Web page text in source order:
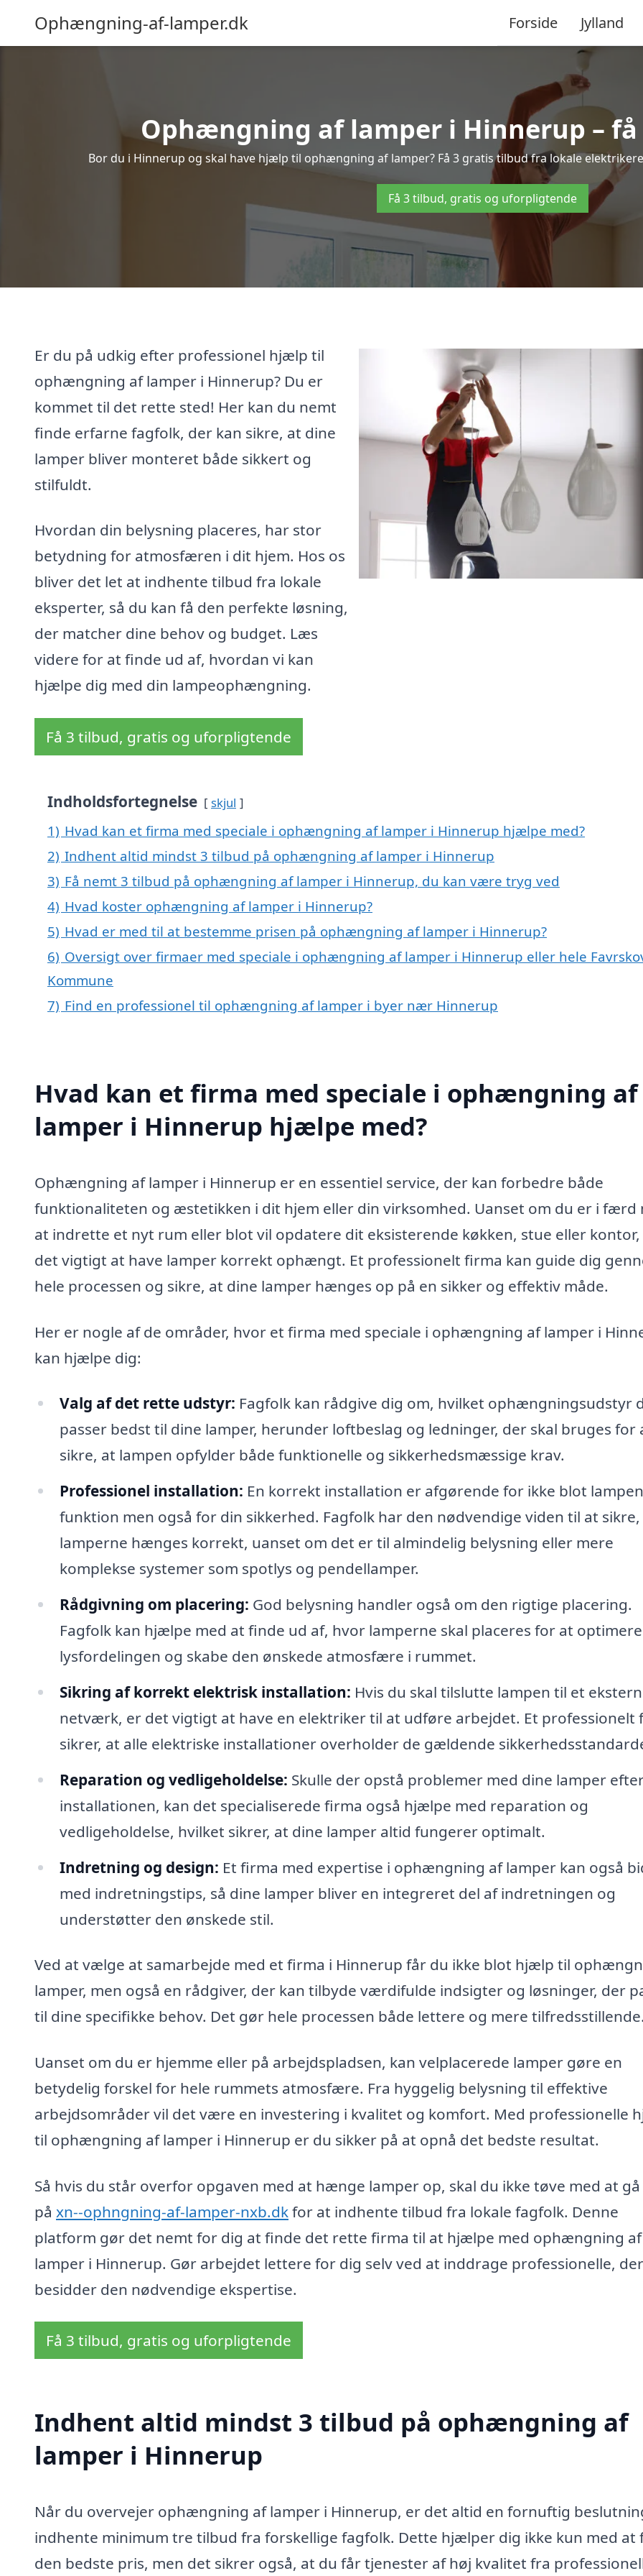
Ophængning-af-lamper.dk Forside Jylland
Ophængning af lamper i Hinnerup –
Bor du i Hinnerup og skal have hjælp til ophængning af lamper? Få 3 gratis tilbud fra lokale
Få 3 tilbud, gratis og uforpligtende
Er du på udkig efter professionel hjælp til
ophængning af lamper i Hinnerup? Du er
kommet til det rette sted! Her kan du nemt
finde erfarne fagfolk, der kan sikre, at dine
lamper bliver monteret både sikkert og
stilfuldt.
Hvordan din belysning placeres, har stor
betydning for atmosfæren i dit hjem. Hos os
bliver det let at indhente tilbud fra lokale
eksperter, så du kan få den perfekte løsning,
der matcher dine behov og budget. Læs
videre for at finde ud af, hvordan vi kan
hjælpe dig med din lampeophængning.
Få 3 tilbud, gratis og uforpligtende
Indholdsfortegnelse skjul
1) Hvad kan et firma med speciale i ophængning af lamper i Hinnerup hjælpe med?
2) Indhent altid mindst 3 tilbud på ophængning af lamper i Hinnerup
3) Få nemt 3 tilbud på ophængning af lamper i Hinnerup, du kan være tryg ved
4) Hvad koster ophængning af lamper i Hinnerup?
5) Hvad er med til at bestemme prisen på ophængning af lamper i Hinnerup?
6) Oversigt over firmaer med speciale i ophængning af lamper i Hinnerup eller hele
Kommune
7) Find en professionel til ophængning af lamper i byer nær Hinnerup
Hvad kan et firma med speciale i ophængning af
lamper i Hinnerup hjælpe med?
Ophængning af lamper i Hinnerup er en essentiel service, der kan forbedre både
funktionaliteten og æstetikken i dit hjem eller din virksomhed. Uanset om du er i færd
at indrette et nyt rum eller blot vil opdatere dit eksisterende køkken, stue eller
det vigtigt at have lamper korrekt ophængt. Et professionelt firma kan guide dig
hele processen og sikre, at dine lamper hænges op på en sikker og effektiv måde.
Her er nogle af de områder, hvor et firma med speciale i ophængning af lamper i
kan hjælpe dig:
Valg af det rette udstyr: Fagfolk kan rådgive dig om, hvilket ophængningsudstyr
passer bedst til dine lamper, herunder loftbeslag og ledninger, der skal bruges for
sikre, at lampen opfylder både funktionelle og sikkerhedsmæssige krav.
Professionel installation: En korrekt installation er afgørende for ikke blot
funktion men også for din sikkerhed. Fagfolk har den nødvendige viden til at
lamperne hænges korrekt, uanset om det er til almindelig belysning eller mere
komplekse systemer som spotlys og pendellamper.
Rådgivning om placering: God belysning handler også om den rigtige placering.
Fagfolk kan hjælpe med at finde ud af, hvor lamperne skal placeres for at optimere
lysfordelingen og skabe den ønskede atmosfære i rummet.
Sikring af korrekt elektrisk installation: Hvis du skal tilslutte lampen til et ekstern
netværk, er det vigtigt at have en elektriker til at udføre arbejdet. Et professionelt
sikrer, at alle elektriske installationer overholder de gældende
Reparation og vedligeholdelse: Skulle der opstå problemer med dine lamper
installationen, kan det specialiserede firma også hjælpe med reparation og
vedligeholdelse, hvilket sikrer, at dine lamper altid fungerer optimalt.
Indretning og design: Et firma med expertise i ophængning af lamper kan også
med indretningstips, så dine lamper bliver en integreret del af indretningen og
understøtter den ønskede stil.
Ved at vælge at samarbejde med et firma i Hinnerup får du ikke blot hjælp til
lamper, men også en rådgiver, der kan tilbyde værdifulde indsigter og løsninger, der
til dine specifikke behov. Det gør hele processen både lettere og mere tilfredsstillende.
Uanset om du er hjemme eller på arbejdspladsen, kan velplacerede lamper gøre en
betydelig forskel for hele rummets atmosfære. Fra hyggelig belysning til effektive
arbejdsområder vil det være en investering i kvalitet og komfort. Med professionelle
til ophængning af lamper i Hinnerup er du sikker på at opnå det bedste resultat.
Så hvis du står overfor opgaven med at hænge lamper op, skal du ikke tøve med at gå
på xn--ophngning-af-lamper-nxb.dkfor at indhente tilbud fra lokale fagfolk. Denne
platform gør det nemt for dig at finde det rette firma til at hjælpe med ophængning af
lamper i Hinnerup. Gør arbejdet lettere for dig selv ved at inddrage professionelle, der
besidder den nødvendige ekspertise.
Få 3 tilbud, gratis og uforpligtende
Indhent altid mindst 3 tilbud på ophængning af
lamper i Hinnerup
Når du overvejer ophængning af lamper i Hinnerup, er det altid en fornuftig
indhente minimum tre tilbud fra forskellige fagfolk. Dette hjælper dig ikke kun med at
den bedste pris, men det sikrer også, at du får tjenester af høj kvalitet fra